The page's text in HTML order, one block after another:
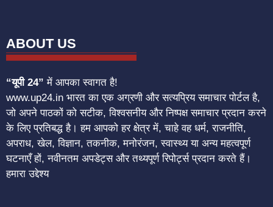
ABOUT US
“यूपी 24” में आपका स्वागत है!
www.up24.in भारत का एक अग्रणी और सत्यप्रिय समाचार पोर्टल है,
जो अपने पाठकों को सटीक, विश्वसनीय और निष्पक्ष समाचार प्रदान करने
के लिए प्रतिबद्ध है। हम आपको हर क्षेत्र में, चाहे वह धर्म, राजनीति,
अपराध, खेल, विज्ञान, तकनीक, मनोरंजन, स्वास्थ्य या अन्य महत्वपूर्ण
घटनाएँ हों, नवीनतम अपडेट्स और तथ्यपूर्ण रिपोर्ट्स प्रदान करते हैं।
हमारा उद्देश्य